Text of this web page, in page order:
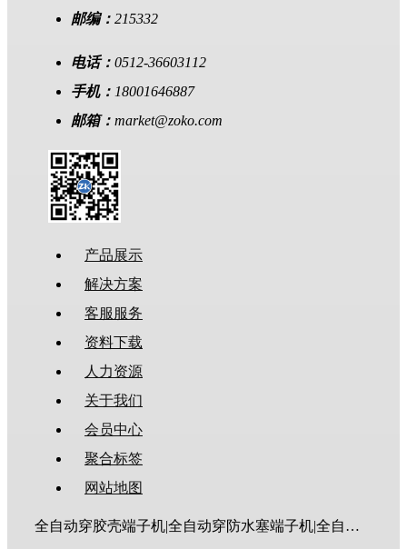
邮编： 215332
电话： 0512-36603112
手机： 18001646887
邮箱： market@zoko.com
产品展示
解决方案
客服服务
资料下载
人力资源
关于我们
会员中心
聚合标签
网站地图
全自动穿胶壳端子机|全自动穿防水塞端子机|全自动穿热缩管端子机|全自动穿护套端子机|全自动穿号码管端子机|全自动端子机|全自动穿防水栓端子机|端子压着机|端子压接机|静音端子机|多芯线端子机|护套线端子机|全自动排线端子机|新能源大平方压接机|电脑剥线机|自动剥线机|裁线机|剥线机